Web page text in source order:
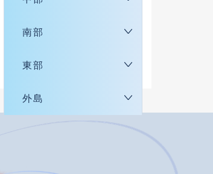
南部
東部
外島